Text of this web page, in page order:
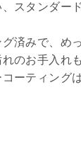
スタンダー
済みで、め
のお手入れ
ーティング